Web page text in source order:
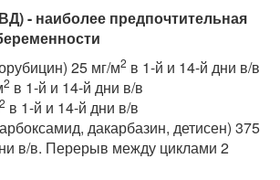
- наиболее предпочтительная
25 мг/м2 в 1-й и 14-й дни в/в
2 в 1-й и 14-й дни в/в
2 в 1-й и 14-й дни в/в
дакарбазин, детисен) 375
в/в. Перерыв между циклами 2